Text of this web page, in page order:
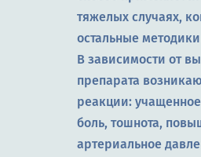
тяжелых случаях,
остальные
В зависимости от
препарата
реакции:
боль, тошнота,
артериальное